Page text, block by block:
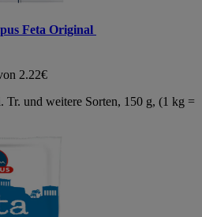
Feta Original
2.22€
Tr. und weitere Sorten, 150 g, (1 kg =